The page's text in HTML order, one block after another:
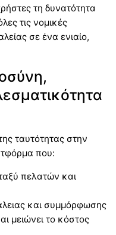
τη δυνατότητα
τις νομικές
σε ένα ενιαίο,
ταυτότητας στην
που:
πελατών και
και συμμόρφωσης
μειώνει το κόστος